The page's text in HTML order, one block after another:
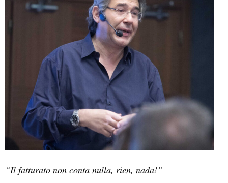
“Il fatturato non conta nulla, rien, nada!”